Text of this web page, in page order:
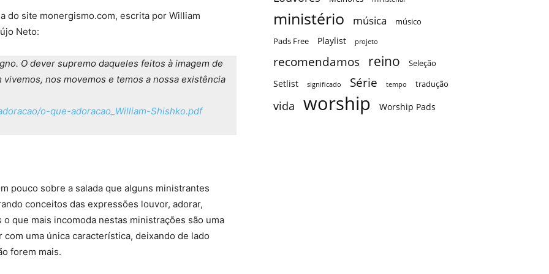
do site monergismo.com, escrita por William
Neto:
O dever supremo daqueles feitos à imagem de
nos movemos e temos a nossa existência
o-que-adoracao_William-Shishko.pdf
pouco sobre a salada que alguns ministrantes
conceitos das expressões louvor, adorar,
o que mais incomoda nestas ministrações são uma
uma única característica, deixando de lado
forem mais.
ministério música
músico
Pads Free
Playlist projeto
recomendamos reino Seleção
Setlist significado Série tempo tradução
vida worship Worship Pads